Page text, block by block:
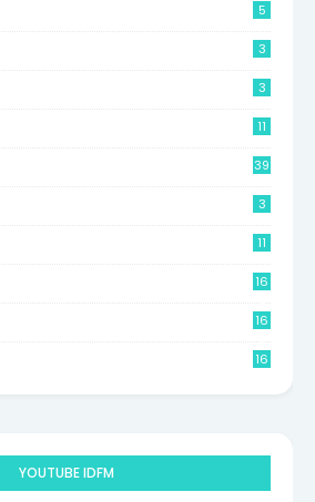
5
3
3
11
39
3
11
16
16
16
YOUTUBE IDFM